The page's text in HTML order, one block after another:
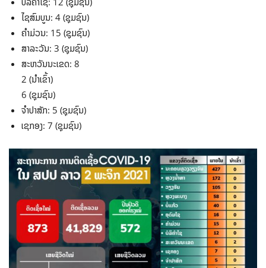
ໄຊສົມບູນ: 4 (ຊຸມຊົນ)
ຄໍາມ່ວນ: 15 (ຊຸມຊົນ)
ສາລະວັນ: 3 (ຊຸມຊົນ)
ສະຫວັນນະເຂດ: 8
2 (ນໍາເຂົ້າ)
6 (ຊຸມຊົນ)
ຈໍາປາສັກ: 5 (ຊຸມຊົນ)
ເຊກອງ: 7 (ຊຸມຊົນ)